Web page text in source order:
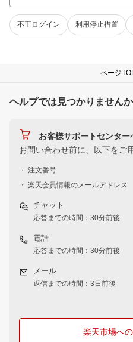
不正ログイン 利用停止措置
ページ
ヘルプでは見つかりません
お客様サポートセンタ
お問い合わせ前に、以下をご
・ 注文番号
・ 楽天会員情報のメールアドレス
チャット
応答までの時間：30分前後
電話
応答までの時間：30分前後
メール
返信までの時間：3日前後
楽天市場へ